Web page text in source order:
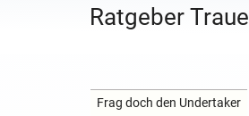
Ratgeber
Frag doch den Undertaker